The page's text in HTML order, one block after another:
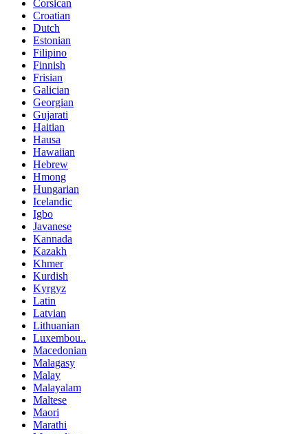
Corsican
Croatian
Dutch
Estonian
Filipino
Finnish
Frisian
Galician
Georgian
Gujarati
Haitian
Hausa
Hawaiian
Hebrew
Hmong
Hungarian
Icelandic
Igbo
Javanese
Kannada
Kazakh
Khmer
Kurdish
Kyrgyz
Latin
Latvian
Lithuanian
Luxembou..
Macedonian
Malagasy
Malay
Malayalam
Maltese
Maori
Marathi